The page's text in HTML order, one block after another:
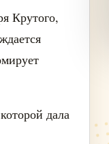
Крутого,
дала